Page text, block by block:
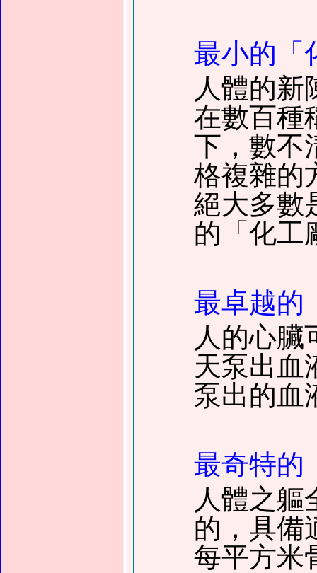
最小的「
人體的新
在數百種
下，數不
格複雜的
絕大多數
的「化工
最卓越的
人的心臟
天泵出血
泵出的血
最奇特的
人體之軀
的，具備
每平方米